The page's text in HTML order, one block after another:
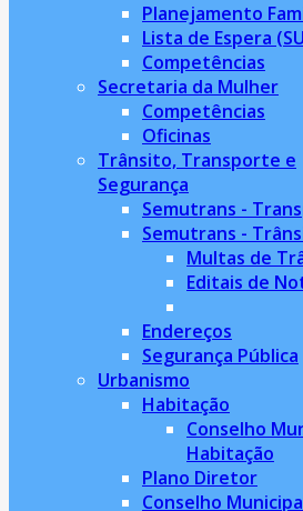
Planejamento
Lista de Espera
Competências
Secretaria da Mulher
Competências
Oficinas
Trânsito, Transporte e
Segurança
Semutrans -
Semutrans -
Multas de
Editais de
Endereços
Segurança Pública
Urbanismo
Habitação
Conselho
Habitação
Plano Diretor
Conselho